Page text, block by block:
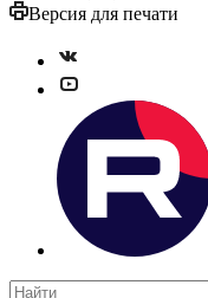
Версия для печати